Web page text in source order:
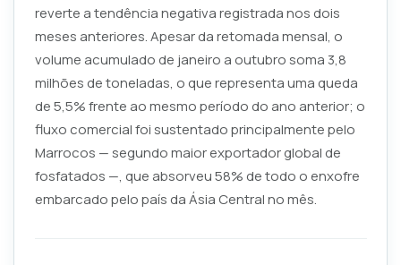
reverte a tendência negativa registrada nos dois
meses anteriores. Apesar da retomada mensal, o
volume acumulado de janeiro a outubro soma 3,8
milhões de toneladas, o que representa uma queda
de 5,5% frente ao mesmo período do ano anterior; o
fluxo comercial foi sustentado principalmente pelo
Marrocos — segundo maior exportador global de
fosfatados —, que absorveu 58% de todo o enxofre
embarcado pelo país da Ásia Central no mês.